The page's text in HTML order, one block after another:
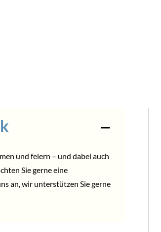
und feiern – und dabei auch
Sie gerne eine
an, wir unterstützen Sie gerne